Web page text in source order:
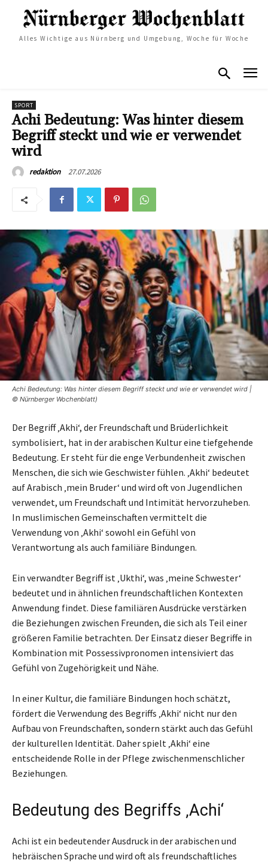
Alles Wichtige aus Nürnberg und Umgebung, Woche für Woche
SPORT
Achi Bedeutung: Was hinter diesem
Begriff steckt und wie er verwendet
wird
redaktion 27.07.2026
Achi Bedeutung: Was hinter diesem Begriff steckt und wie er verwendet wird |
© Nürnberger Wochenblatt)
Der Begriff ‚Akhi‘, der Freundschaft und Brüderlichkeit
symbolisiert, hat in der arabischen Kultur eine tiefgehende
Bedeutung. Er steht für die enge Verbundenheit zwischen
Menschen, die sich wie Geschwister fühlen. ‚Akhi‘ bedeutet
auf Arabisch ‚mein Bruder‘ und wird oft von Jugendlichen
verwendet, um Freundschaft und Intimität hervorzuheben.
In muslimischen Gemeinschaften vermittelt die
Verwendung von ‚Akhi‘ sowohl ein Gefühl von
Verantwortung als auch familiäre Bindungen.
Ein verwandter Begriff ist ‚Ukthi‘, was ‚meine Schwester‘
bedeutet und in ähnlichen freundschaftlichen Kontexten
Anwendung findet. Diese familiären Ausdrücke verstärken
die Beziehungen zwischen Freunden, die sich als Teil einer
größeren Familie betrachten. Der Einsatz dieser Begriffe in
Kombination mit Possessivpronomen intensiviert das
Gefühl von Zugehörigkeit und Nähe.
In einer Kultur, die familiäre Bindungen hoch schätzt,
fördert die Verwendung des Begriffs ‚Akhi‘ nicht nur den
Aufbau von Freundschaften, sondern stärkt auch das Gefühl
der kulturellen Identität. Daher spielt ‚Akhi‘ eine
entscheidende Rolle in der Pflege zwischenmenschlicher
Beziehungen.
Bedeutung des Begriffs ‚Achi‘
Achi ist ein bedeutender Ausdruck in der arabischen und
hebräischen Sprache und wird oft als freundschaftliches